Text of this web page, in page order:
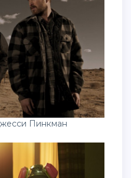
Пинкман